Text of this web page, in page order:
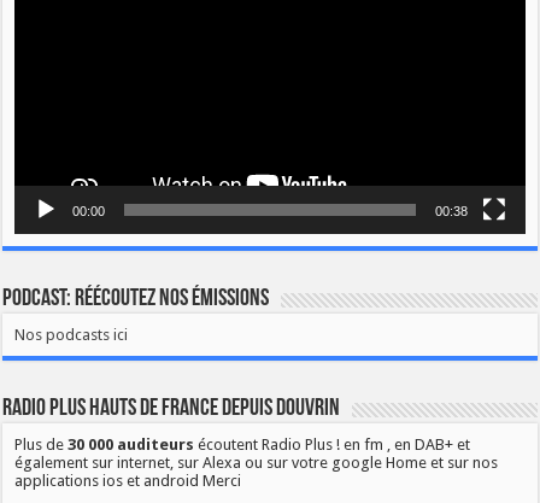
00:00 00:38
Podcast: Réécoutez nos émissions
Nos podcasts ici
Radio Plus Hauts de France depuis Douvrin
Plus de30 000 auditeurs écoutent Radio Plus ! en fm , en DAB+ et
également sur internet, sur Alexa ou sur votre google Home et sur nos
applications ios et android Merci